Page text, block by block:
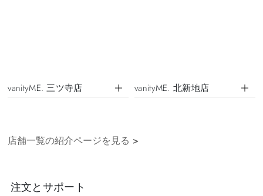
vanityME. 三ツ寺店 vanityME. 北新地店
店舗一覧の紹介ページを見る >
注文とサポート